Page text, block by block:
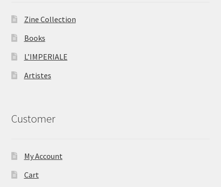
Zine Collection
Books
L’IMPERIALE
Artistes
Customer
My Account
Cart